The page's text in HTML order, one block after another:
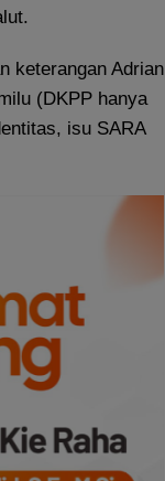
keterangan Adrian
(DKPP hanya
isu SARA